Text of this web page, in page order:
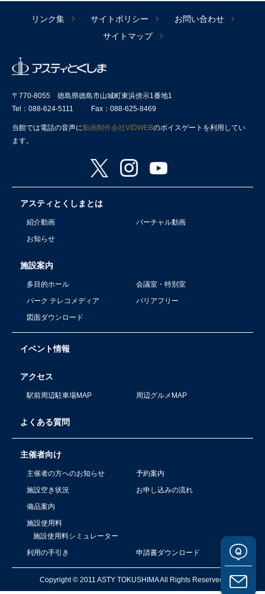
リンク集 サイトポリシー
お問い合わせ
サイトマップ
〒770-8055 徳島県徳島市山城町東浜傍示1番地1
Tel：088-624-5111
Fax：088-625-8469
当館では電話の音声に動画制作会社VIDWEBのボイスゲートを利用してい
ます。
アスティとくしまとは
紹介動画
バーチャル動画
お知らせ
施設案内
多目的ホール
会議室・特別室
パーク テレコメディア
バリアフリー
図面ダウンロード
イベント情報
アクセス
駅前周辺駐車場MAP 周辺グルメMAP
よくある質問
主催者向け
主催者の方へのお知らせ
予約案内
施設空き状況
お申し込みの流れ
備品案内
施設使用料
施設使用料シミュレーター
利用の手引き
申請書ダウンロード
Copyright © 2011 ASTY TOKUSHIMA All Rights Reserved.